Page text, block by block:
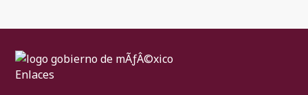
Enlaces